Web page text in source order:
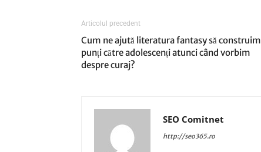
Articolul precedent
Cum ne ajută literatura fantasy să construim
punți către adolescenți atunci când vorbim
despre curaj?
SEO Comitnet
http://seo365.ro